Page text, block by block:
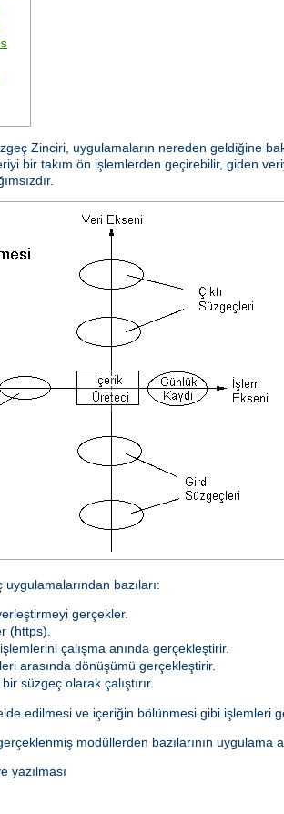
Zinciri, uygulamaların nereden geldiğine
bir takım ön işlemlerden geçirebilir, giden
bazıları:
gerçekler.
(https).
işlemlerini çalışma anında gerçekleştirir.
arasında dönüşümü gerçekleştirir.
bir süzgeç olarak çalıştırır.
edilmesi ve içeriğin bölünmesi gibi işlemleri
modüllerden bazılarının uygulama
yazılması